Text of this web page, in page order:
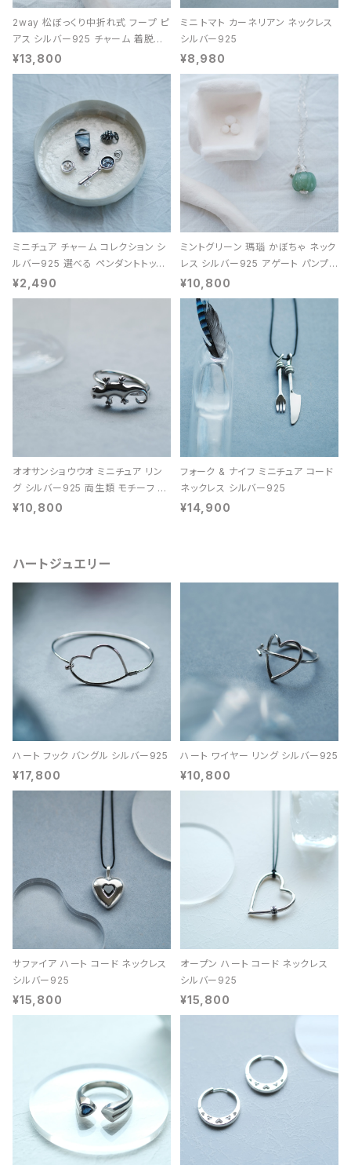
2way 松ぼっくり中折れ式 フープ ピ
アス シルバー925 チャーム 着脱可
能 レディース ユニセックス
¥13,800
ミニ トマト カーネリアン ネックレス
シルバー925
¥8,980
ミニチュア チャーム コレクション シ
ルバー925 選べる ペンダントトップ
レディース ユニセックス
¥2,490
ミントグリーン 瑪瑙 かぼちゃ ネック
レス シルバー925 アゲート パンプキ
ン 天然石 レディース
¥10,800
オオサンショウウオ ミニチュア リン
グ シルバー925 両生類 モチーフ レ
ディース ユニセックス
¥10,800
フォーク & ナイフ ミニチュア コード
ネックレス シルバー925
¥14,900
ハートジュエリー
ハート フック バングル シルバー925
¥17,800
ハート ワイヤー リング シルバー925
¥10,800
サファイア ハート コード ネックレス
シルバー925
¥15,800
オープン ハート コード ネックレス
シルバー925
¥15,800